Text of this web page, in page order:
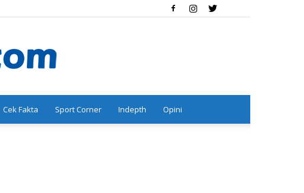
Cek Fakta Sport Corner Indepth Opini